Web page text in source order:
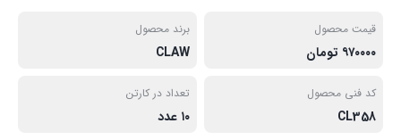
قیمت محصول
۹۷۰۰۰۰ تومان
برند محصول
CLAW
کد فنی محصول
CL358
تعداد در کارتن
۱۰ عدد